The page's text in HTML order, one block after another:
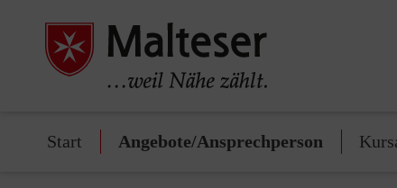
Start Angebote/Ansprechperson